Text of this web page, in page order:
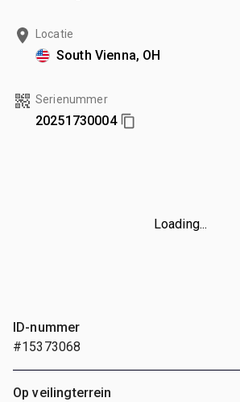
Locatie
South Vienna, OH
Serienummer
20251730004
Loading...
ID-nummer
#15373068
Op veilingterrein